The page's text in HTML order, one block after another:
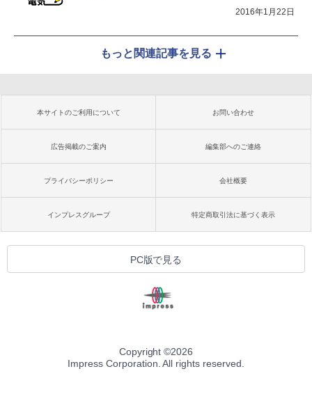
2016年1月22日
もっと関連記事を見る
本サイトのご利用について お問い合わせ
広告掲載のご案内 編集部へのご連絡
プライバシーポリシー 会社概要
インプレスグループ 特定商取引法に基づく表示
PC版で見る
Copyright ©2026
Impress Corporation. All rights reserved.